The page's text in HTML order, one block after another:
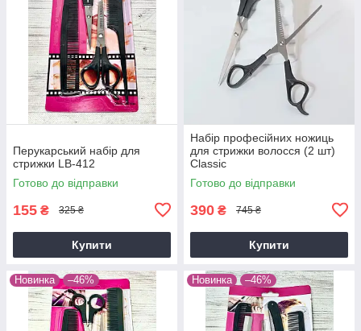
Перукарський набір для
стрижки LB-412
Готово до відправки
155 ₴ 325 ₴
Купити
Набір професійних ножиць
для стрижки волосся (2 шт)
Classic
Готово до відправки
390 ₴ 745 ₴
Купити
Новинка –46% Новинка –46%